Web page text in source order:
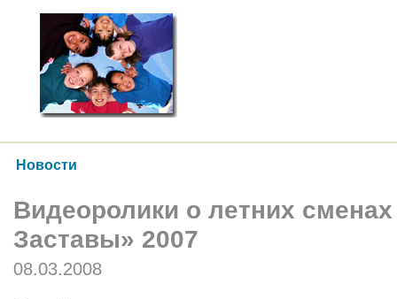
Новости
Видеоролики о летних
Заставы» 2007
08.03.2008